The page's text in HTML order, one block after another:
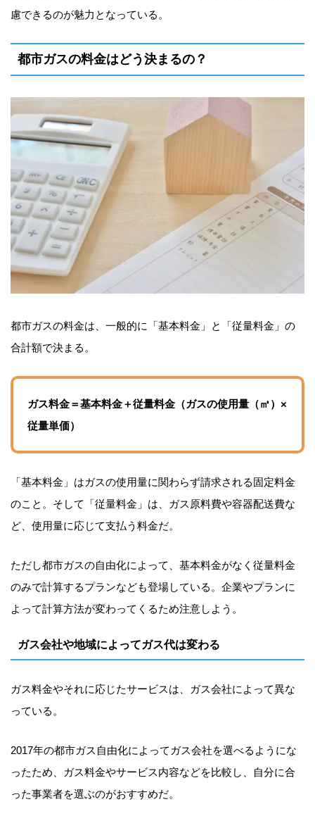
慮できるのが魅力となっている。
都市ガスの料金はどう決まるの？
都市ガスの料金は、一般的に「基本料金」と「従量料金」の
合計額で決まる。
ガス料金＝基本料金＋従量料金（ガスの使用量（㎥）×
従量単価）
「基本料金」はガスの使用量に関わらず請求される固定料金
のこと。そして「従量料金」は、ガス原料費や容器配送費な
ど、使用量に応じて支払う料金だ。
ただし都市ガスの自由化によって、基本料金がなく従量料金
のみで計算するプランなども登場している。企業やプランに
よって計算方法が変わってくるため注意しよう。
ガス会社や地域によってガス代は変わる
ガス料金やそれに応じたサービスは、ガス会社によって異な
っている。
2017年の都市ガス自由化によってガス会社を選べるようにな
ったため、ガス料金やサービス内容などを比較し、自分に合
った事業者を選ぶのがおすすめだ。